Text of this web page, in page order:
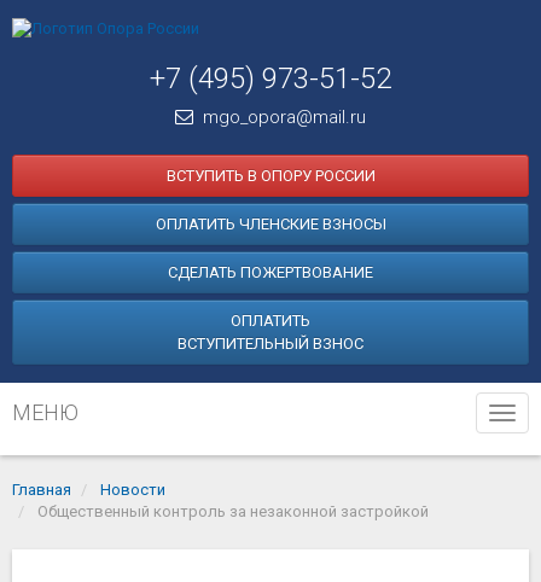
+7 (495) 973-51-52
mgo_opora@mail.ru
ВСТУПИТЬ В ОПОРУ РОССИИ
ОПЛАТИТЬ ЧЛЕНСКИЕ ВЗНОСЫ
СДЕЛАТЬ ПОЖЕРТВОВАНИЕ
ОПЛАТИТЬ
ВСТУПИТЕЛЬНЫЙ ВЗНОС
МЕНЮ
Главная
Новости
Общественный контроль за незаконной застройкой